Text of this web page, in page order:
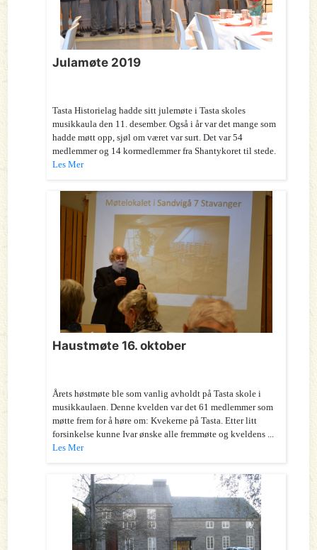
Julamøte 2019
Tasta Historielag hadde sitt julemøte i Tasta skoles
musikkaula den 11. desember. Også i år var det mange som
hadde møtt opp, sjøl om været var surt. Det var 54
medlemmer og 14 kormedlemmer fra Shantykoret til stede.
Les Mer
Haustmøte 16. oktober
Årets høstmøte ble som vanlig avholdt på Tasta skole i
musikkaulaen. Denne kvelden var det 61 medlemmer som
møtte frem for å høre om: Kvekerne på Tasta. Etter litt
forsinkelse kunne Ivar ønske alle fremmøte og kveldens ...
Les Mer